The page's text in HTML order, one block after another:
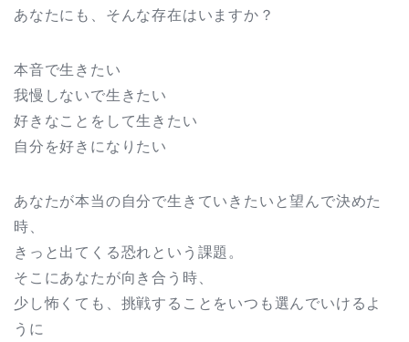
あなたにも、そんな存在はいますか？
本音で生きたい
我慢しないで生きたい
好きなことをして生きたい
自分を好きになりたい
あなたが本当の自分で生きていきたいと望んで決めた
時、
きっと出てくる恐れという課題。
そこにあなたが向き合う時、
少し怖くても、挑戦することをいつも選んでいけるよ
うに